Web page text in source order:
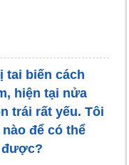
tai biến cách
hiện tại nửa
trái rất yếu. Tôi
nào để có thể
được?